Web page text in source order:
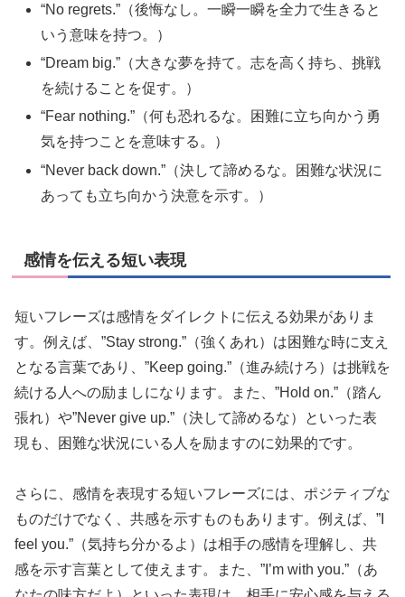
“No regrets.”（後悔なし。一瞬一瞬を全力で生きると
いう意味を持つ。）
“Dream big.”（大きな夢を持て。志を高く持ち、挑戦
を続けることを促す。）
“Fear nothing.”（何も恐れるな。困難に立ち向かう勇
気を持つことを意味する。）
“Never back down.”（決して諦めるな。困難な状況に
あっても立ち向かう決意を示す。）
感情を伝える短い表現
短いフレーズは感情をダイレクトに伝える効果がありま
す。例えば、”Stay strong.”（強くあれ）は困難な時に支え
となる言葉であり、”Keep going.”（進み続けろ）は挑戦を
続ける人への励ましになります。また、”Hold on.”（踏ん
張れ）や”Never give up.”（決して諦めるな）といった表
現も、困難な状況にいる人を励ますのに効果的です。
さらに、感情を表現する短いフレーズには、ポジティブな
ものだけでなく、共感を示すものもあります。例えば、”I
feel you.”（気持ち分かるよ）は相手の感情を理解し、共
感を示す言葉として使えます。また、”I’m with you.”（あ